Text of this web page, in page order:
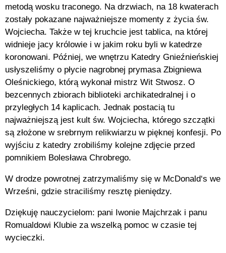
metodą wosku traconego. Na drzwiach, na 18 kwaterach
zostały pokazane najważniejsze momenty z życia św.
Wojciecha. Także w tej kruchcie jest tablica, na której
widnieje jacy królowie i w jakim roku byli w katedrze
koronowani. Później, we wnętrzu Katedry Gnieźnieńskiej
usłyszeliśmy o płycie nagrobnej prymasa Zbigniewa
Oleśnickiego, którą wykonał mistrz Wit Stwosz. O
bezcennych zbiorach biblioteki archikatedralnej i o
przyległych 14 kaplicach. Jednak postacią tu
najważniejszą jest kult św. Wojciecha, którego szczątki
są złożone w srebrnym relikwiarzu w pięknej konfesji. Po
wyjściu z katedry zrobiliśmy kolejne zdjęcie przed
pomnikiem Bolesława Chrobrego.
W drodze powrotnej zatrzymaliśmy się w McDonald‘s we
Wrześni, gdzie straciliśmy resztę pieniędzy.
Dziękuję nauczycielom: pani Iwonie Majchrzak i panu
Romualdowi Klubie za wszelką pomoc w czasie tej
wycieczki.